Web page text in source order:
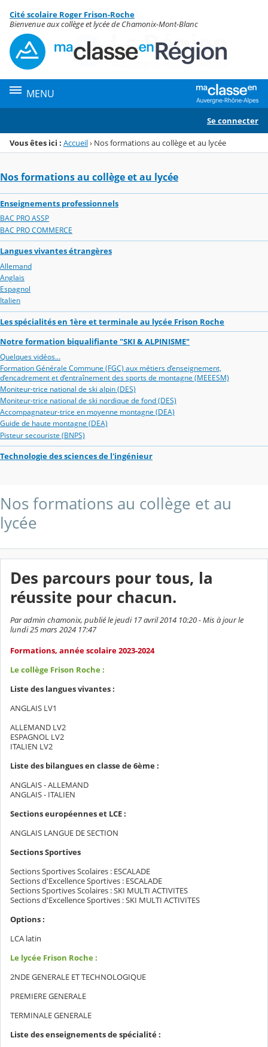
Menu de la rubrique
Contenu
Cité scolaire Roger Frison-Roche
Bienvenue aux collège et lycée de Chamonix-Mont-Blanc
MENU
Se connecter
Vous êtes ici : Accueil› Nos formations au collège et au lycée
Nos formations au collège et au lycée
Enseignements professionnels
BAC PRO ASSP
BAC PRO COMMERCE
Langues vivantes étrangères
Allemand
Anglais
Espagnol
Italien
Les spécialités en 1ère et terminale au lycée Frison Roche
Notre formation biqualifiante "SKI & ALPINISME"
Quelques vidéos...
Formation Générale Commune (FGC) aux métiers d’enseignement,
d’encadrement et d’entraînement des sports de montagne (MEEESM)
Moniteur-trice national de ski alpin (DES)
Moniteur-trice national de ski nordique de fond (DES)
Accompagnateur-trice en moyenne montagne (DEA)
Guide de haute montagne (DEA)
Pisteur secouriste (BNPS)
Technologie des sciences de l'ingénieur
Nos formations au collège et au
lycée
Des parcours pour tous, la
réussite pour chacun.
Par admin chamonix, publié le jeudi 17 avril 2014 10:20 - Mis à jour le
lundi 25 mars 2024 17:47
Formations, année scolaire 2023-2024
Le collège Frison Roche :
Liste des langues vivantes :
ANGLAIS LV1
ALLEMAND LV2
ESPAGNOL LV2
ITALIEN LV2
Liste des bilangues en classe de 6ème :
ANGLAIS - ALLEMAND
ANGLAIS - ITALIEN
Sections européennes et LCE :
ANGLAIS LANGUE DE SECTION
Sections Sportives
Sections Sportives Scolaires : ESCALADE
Sections d'Excellence Sportives : ESCALADE
Sections Sportives Scolaires : SKI MULTI ACTIVITES
Sections d'Excellence Sportives : SKI MULTI ACTIVITES
Options :
LCA latin
Le lycée Frison Roche :
2NDE GENERALE ET TECHNOLOGIQUE
PREMIERE GENERALE
TERMINALE GENERALE
Liste des enseignements de spécialité :